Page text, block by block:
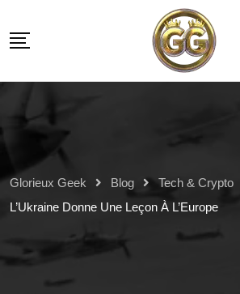
Glorieux Geek Blog Tech & Crypto
L’Ukraine Donne Une Leçon À L’Europe